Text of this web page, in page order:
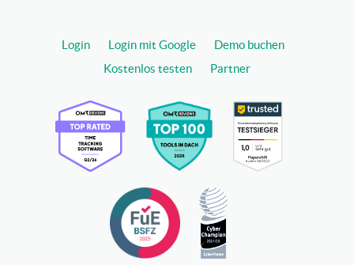
Login Login mit Google
Demo buchen
Kostenlos testen
Partner